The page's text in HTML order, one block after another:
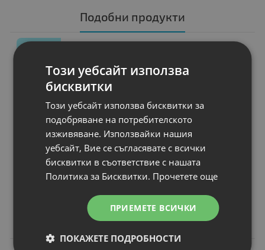
Подобни продукти
Asus X Series
Клетки: 6
Волтаж: 10.80 V
Тип на батерията
Вид на батерията: Заместител
Цена:
32.00 €
62.59 лв.
Този уебсайт използва
бисквитки
Този уебсайт използва бисквитки за
подобряване на потребителското
изживяване. Използвайки нашия
уебсайт, Вие се съгласявате с всички
бисквитки в съответствие с нашата
Политика за Бисквитки. Прочетете още
ПРИЕМЕТЕ ВСИЧКИ
ПОКАЖЕТЕ ПОДРОБНОСТИ